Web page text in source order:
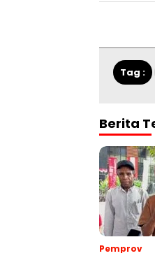
Tag :
Berita
Pemprov